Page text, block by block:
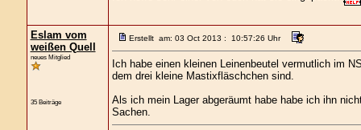
Eslam vom
weißen Quell
neues Mitglied
35 Beiträge
Erstellt am: 03 Oct 2013 : 10:57:26 Uhr
Ich habe einen kleinen Leinenbeutel vermutlich im
dem drei kleine Mastixfläschchen sind.
Als ich mein Lager abgeräumt habe habe ich ihn
Sachen.